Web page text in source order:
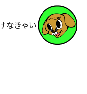
なきゃい